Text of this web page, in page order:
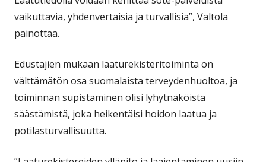
vaikuttavia, yhdenvertaisia ja turvallisia”, Valtola
painottaa.
Edustajien mukaan laaturekisteritoiminta on
välttämätön osa suomalaista terveydenhuoltoa, ja
toiminnan supistaminen olisi lyhytnäköistä
säästämistä, joka heikentäisi hoidon laatua ja
potilasturvallisuutta.